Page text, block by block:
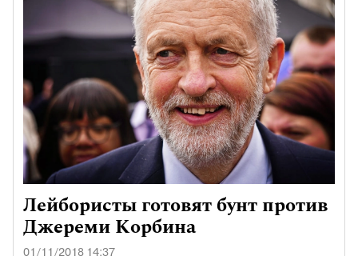
Лейбористы готовят бунт против
Джереми Корбина